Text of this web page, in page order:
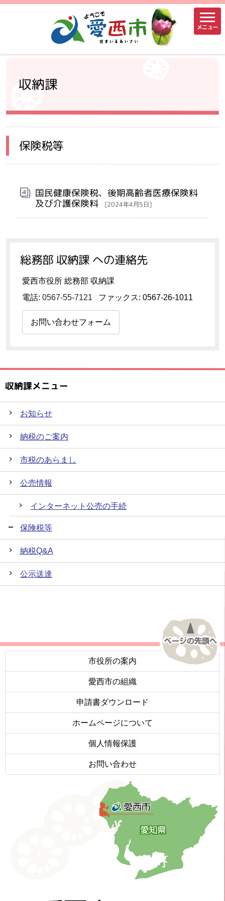
メニュー
収納課
保険税等
国民健康保険税、後期高齢者医療保険料
及び介護保険料 [2024年4月5日]
総務部 収納課 への連絡先
愛西市役所 総務部 収納課
電話: 0567-55-7121 ファックス: 0567-26-1011
お問い合わせフォーム
収納課メニュー
お知らせ
納税のご案内
市税のあらまし
公売情報
インターネット公売の手続
保険税等
納税Q&A
公示送達
市役所の案内
愛西市の組織
申請書ダウンロード
ホームページについて
個人情報保護
お問い合わせ